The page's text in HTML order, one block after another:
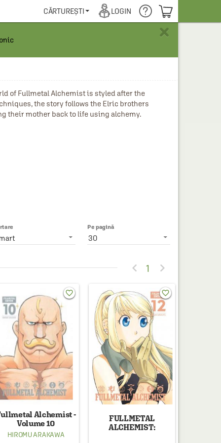
CĂRTUREȘTI LOGIN COȘUL TĂU
×
of Fullmetal Alchemist is styled after the
the story follows the Elric brothers
their mother back to life using alchemy.
Pe pagină
30
 1 
Alchemist -
Volume 10
HIROMU ARAKAWA
favorite_border
FULLMETAL
ALCHEMIST:
favorite_border